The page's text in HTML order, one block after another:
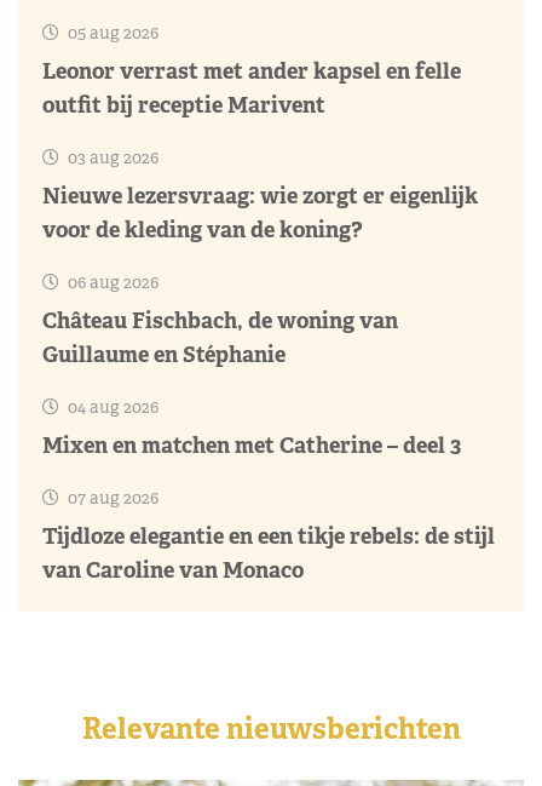
05 aug 2026
Leonor verrast met ander kapsel en felle
outfit bij receptie Marivent
03 aug 2026
Nieuwe lezersvraag: wie zorgt er eigenlijk
voor de kleding van de koning?
06 aug 2026
Château Fischbach, de woning van
Guillaume en Stéphanie
04 aug 2026
Mixen en matchen met Catherine – deel 3
07 aug 2026
Tijdloze elegantie en een tikje rebels: de stijl
van Caroline van Monaco
Relevante nieuwsberichten